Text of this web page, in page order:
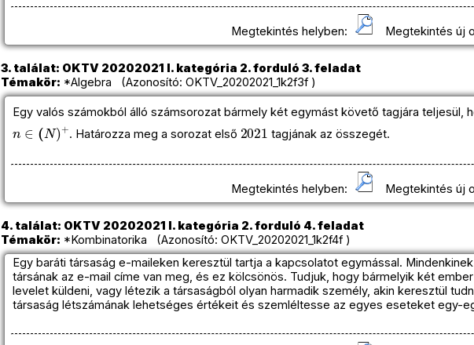
Megtekintés helyben: Megtekintés új
3. találat: OKTV 20202021 I. kategória 2. forduló 3. feladat
Témakör: *Algebra (Azonosító: OKTV_20202021_1k2f3f )
Egy valós számokból álló számsorozat bármely két egymást követő tagjára teljesül,
N)+
. Határozza meg a sorozat első
2021
tagjának az összegét.
Megtekintés helyben: Megtekintés új
4. találat: OKTV 20202021 I. kategória 2. forduló 4. feladat
Témakör: *Kombinatorika (Azonosító: OKTV_20202021_1k2f4f )
Egy baráti társaság e-maileken keresztül tartja a kapcsolatot egymással.
társának az e-mail címe van meg, és ez kölcsönös. Tudjuk, hogy bármelyik két
levelet küldeni, vagy létezik a társaságból olyan harmadik személy, akin keresztül
társaság létszámának lehetséges értékeit és szemléltesse az egyes eseteket egy-